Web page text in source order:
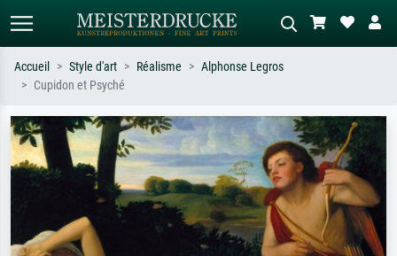
Recherchez par artiste, titre ou style –
ex. Monet, Nuit étoilée,
impressionnisme, vague de Hokusai,
nu.
Décrivez la scène – ex. prairie verte,
abstrait avec beaucoup de rouge,
tableau sombre, nu debout près d'un
arbre.
Accueil Style d'art Réalisme
Alphonse Legros
Cupidon et Psyché